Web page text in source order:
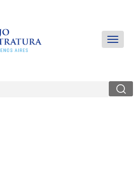
MainToggle